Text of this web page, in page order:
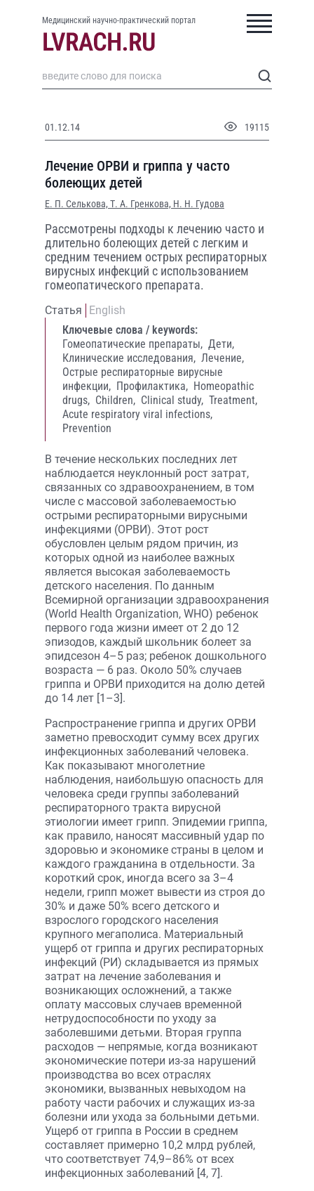
Медицинский научно-практический портал
01.12.14 19115
Лечение ОРВИ и гриппа у часто
болеющих детей
Е. П. Селькова, Т. А. Гренкова, Н. Н. Гудова
Рассмотрены подходы к лечению часто и
длительно болеющих детей с легким и
средним течением острых респираторных
вирусных инфекций с использованием
гомеопатического препарата.
Статья
English
Ключевые слова / keywords:
Гомеопатические препараты, Дети,
Клинические исследования, Лечение,
Острые респираторные вирусные
инфекции, Профилактика, Homeopathic
drugs, Children, Clinical study, Treatment,
Acute respiratory viral infections,
Prevention
В течение нескольких последних лет
наблюдается неуклонный рост затрат,
связанных со здравоохранением, в том
числе с массовой заболеваемостью
острыми респираторными вирусными
инфекциями (ОРВИ). Этот рост
обусловлен целым рядом причин, из
которых одной из наиболее важных
является высокая заболеваемость
детского населения. По данным
Всемирной организации здравоохранения
(World Health Organization, WHO) ребенок
первого года жизни имеет от 2 до 12
эпизодов, каждый школьник болеет за
эпидсезон 4–5 раз; ребенок дошкольного
возраста — 6 раз. Около 50% случаев
гриппа и ОРВИ приходится на долю детей
до 14 лет [1–3].
Распространение гриппа и других ОРВИ
заметно превосходит сумму всех других
инфекционных заболеваний человека.
Как показывают многолетние
наблюдения, наибольшую опасность для
человека среди группы заболеваний
респираторного тракта вирусной
этиологии имеет грипп. Эпидемии гриппа,
как правило, наносят массивный удар по
здоровью и экономике страны в целом и
каждого гражданина в отдельности. За
короткий срок, иногда всего за 3–4
недели, грипп может вывести из строя до
30% и даже 50% всего детского и
взрослого городского населения
крупного мегаполиса. Материальный
ущерб от гриппа и других респираторных
инфекций (РИ) складывается из прямых
затрат на лечение заболевания и
возникающих осложнений, а также
оплату массовых случаев временной
нетрудоспособности по уходу за
заболевшими детьми. Вторая группа
расходов — непрямые, когда возникают
экономические потери из-за нарушений
производства во всех отраслях
экономики, вызванных невыходом на
работу части рабочих и служащих из-за
болезни или ухода за больными детьми.
Ущерб от гриппа в России в среднем
составляет примерно 10,2 млрд рублей,
что соответствует 74,9–86% от всех
инфекционных заболеваний [4, 7].